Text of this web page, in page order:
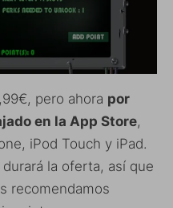
pero ahora por
en la App Store,
iPod Touch y iPad.
la oferta, así que
recomendamos